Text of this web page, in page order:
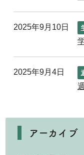
2025年9月10日
2025年9月4日
アーカイブ